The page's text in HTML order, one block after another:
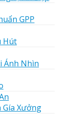
GPP
Hút
Ánh Nhìn
Xưởng